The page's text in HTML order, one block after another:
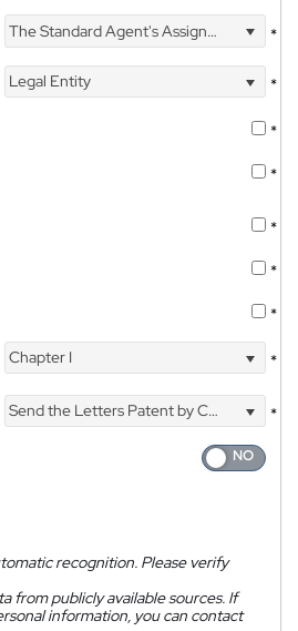
The Standard Agent's Assignment
*
Legal Entity
*
*
*
*
*
*
Chapter I *
Send the Letters Patent by Courier
*
recognition. Please verify
from publicly available sources. If
information, you can contact